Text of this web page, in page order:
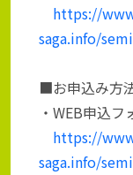
https://
saga.info/
■お申込み方
・WEB申込フ
https://
saga.info/